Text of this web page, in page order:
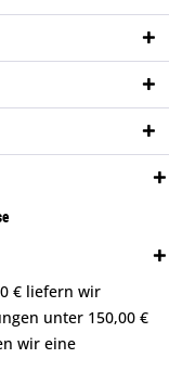
€ liefern wir
unter 150,00 €
wir eine